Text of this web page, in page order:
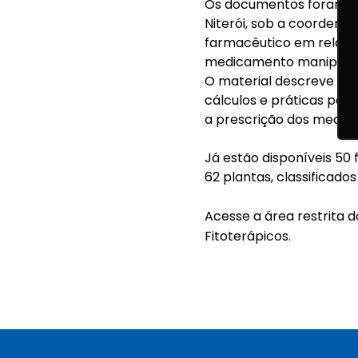
Os documentos foram
Niterói, sob a
farmacêutico em
medicamento
O material descreve a
cálculos e práticas
a prescrição dos
Já estão disponíveis 50
62 plantas,
Acesse a área restrita
Fitoterápicos.